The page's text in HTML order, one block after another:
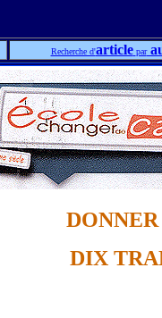
Recherche d'article par
DIX